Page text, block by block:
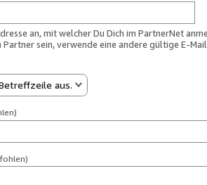
an, mit welcher Du Dich im PartnerNet
sein, verwende eine andere gültige E-
aus.